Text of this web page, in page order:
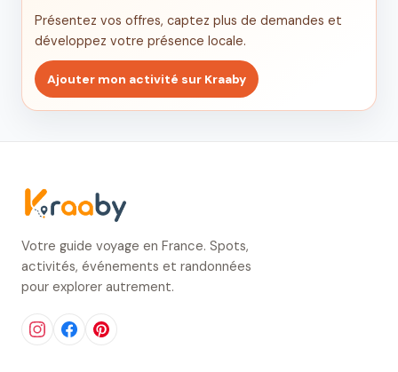
Présentez vos offres, captez plus de demandes et
développez votre présence locale.
Ajouter mon activité sur Kraaby
Votre guide voyage en France. Spots,
activités, événements et randonnées
pour explorer autrement.